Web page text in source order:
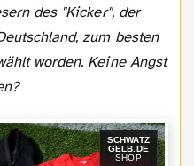
des "Kicker", der
zum besten
worden. Keine Angst
SCHWATZ
GELB.DE
SHOP